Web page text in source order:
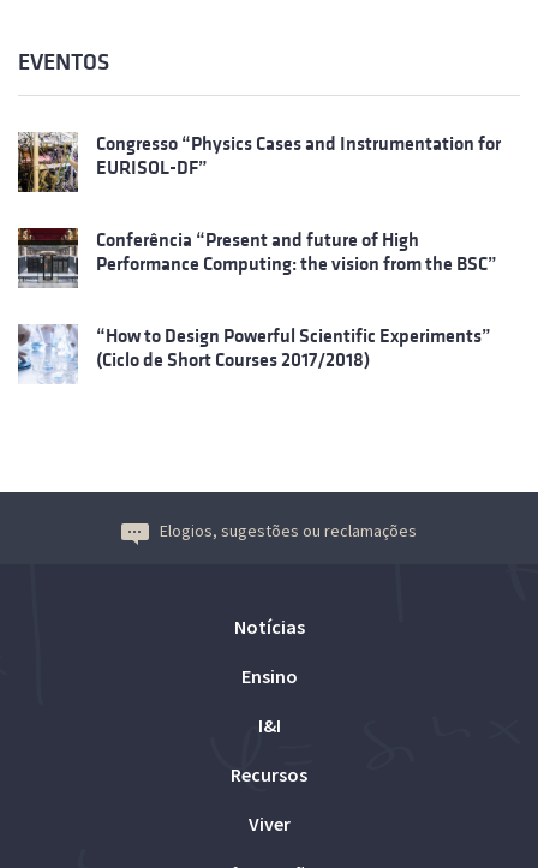
EVENTOS
Congresso “Physics Cases and Instrumentation for
EURISOL-DF”
Conferência “Present and future of High
Performance Computing: the vision from the BSC”
“How to Design Powerful Scientific Experiments”
(Ciclo de Short Courses 2017/2018)
Elogios, sugestões ou reclamações
Notícias
Ensino
I&I
Recursos
Viver